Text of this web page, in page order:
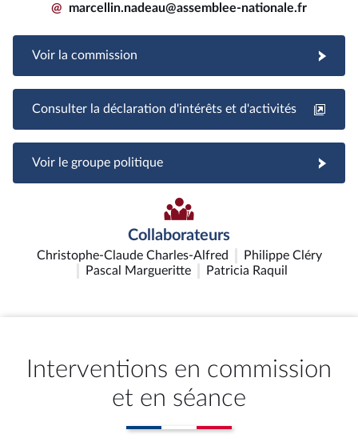
@ marcellin.nadeau@assemblee-nationale.fr
Voir la commission
Consulter la déclaration d'intérêts et d'activités
Voir le groupe politique
Collaborateurs
Christophe-Claude Charles-Alfred
Philippe Cléry
Pascal Margueritte
Patricia Raquil
Interventions en commission
et en séance